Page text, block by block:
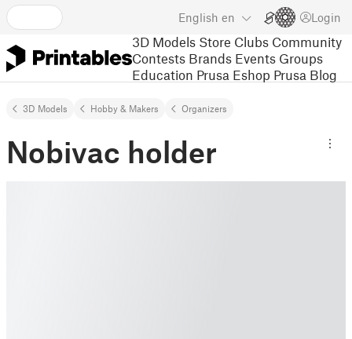
English en Login
3D Models Store Clubs Community
Contests Brands Events Groups
Education Prusa Eshop Prusa Blog
3D Models Hobby & Makers Organizers
Nobivac holder